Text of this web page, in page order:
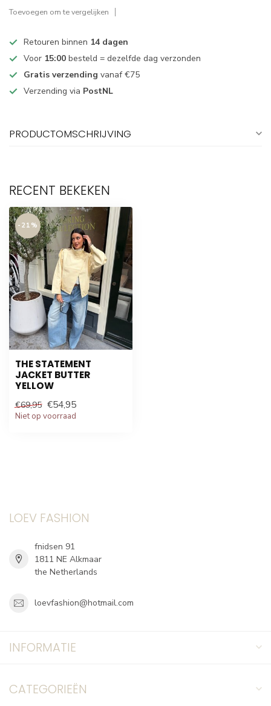
Toevoegen om te vergelijken
Retouren binnen 14 dagen
Voor 15:00 besteld = dezelfde dag verzonden
Gratis verzending vanaf €75
Verzending via PostNL
PRODUCTOMSCHRIJVING
RECENT BEKEKEN
-21%
THE STATEMENT
JACKET BUTTER
YELLOW
€69,95 €54,95
Niet op voorraad
LOEV FASHION
fnidsen 91
1811 NE Alkmaar
the Netherlands
loevfashion@hotmail.com
INFORMATIE
CATEGORIEËN